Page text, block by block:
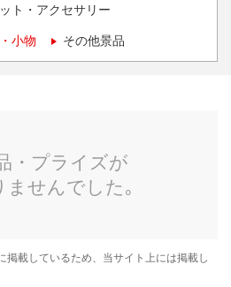
ト・アクセサリー
小物 その他景品